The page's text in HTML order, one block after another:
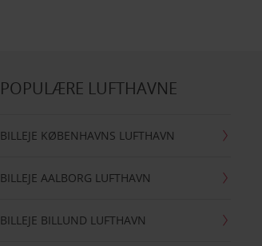
POPULÆRE LUFTHAVNE
BILLEJE KØBENHAVNS LUFTHAVN
BILLEJE AALBORG LUFTHAVN
BILLEJE BILLUND LUFTHAVN